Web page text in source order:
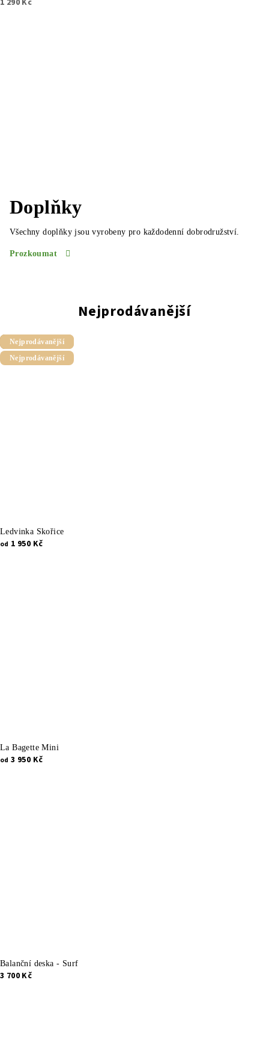
Doplňky
Všechny doplňky jsou vyrobeny pro každodenní dobrodružství.
Prozkoumat
Nejprodávanější
Ledvinka Skořice
od 1 950 Kč
Nejprodávanější
La Bagette Mini
od 3 950 Kč
Tip
Nejprodávanější
Balanční deska - Surf
3 700 Kč
Nejprodávanější